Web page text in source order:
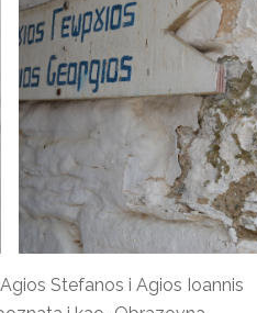
Stefanos i Agios Ioannis